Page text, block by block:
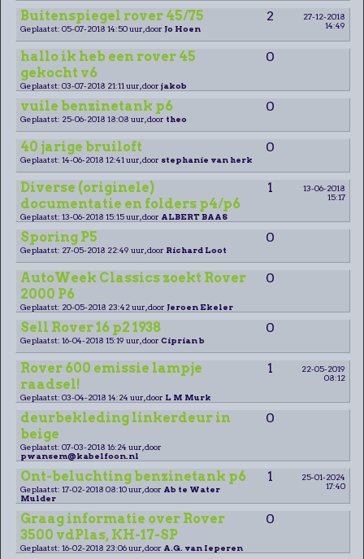
Buitenspiegel rover 45/75 2
27-12-2018
14:49
Geplaatst: 05-07-2018 14:50 uur, door Jo Hoen
hallo ik heb een rover 45
gekocht v6
0
Geplaatst: 03-07-2018 21:11 uur, door jakob
vuile benzinetank p6 0
Geplaatst: 25-06-2018 18:08 uur, door theo
40 jarige bruiloft 0
Geplaatst: 14-06-2018 12:41 uur, door stephanie van herk
Diverse (originele)
documentatie en folders p4/p6
1
13-06-2018
15:17
Geplaatst: 13-06-2018 15:15 uur, door ALBERT BAAS
Sporing P5 0
Geplaatst: 27-05-2018 22:49 uur, door Richard Loot
AutoWeek Classics zoekt Rover
2000 P6
0
Geplaatst: 20-05-2018 23:42 uur, door Jeroen Ekeler
Sell Rover 16 p2 1938 0
Geplaatst: 16-04-2018 15:19 uur, door Ciprian b
Rover 600 emissie lampje
raadsel!
1
22-05-2019
08:12
Geplaatst: 03-04-2018 14:24 uur, door L M Murk
deurbekleding linkerdeur in
beige
0
Geplaatst: 07-03-2018 16:24 uur, door
pwansem@kabelfoon.nl
Ont-beluchting benzinetank p6 1
25-01-2024
17:40
Geplaatst: 17-02-2018 08:10 uur, door Ab te Water
Mulder
Graag informatie over Rover
3500 vdPlas, KH-17-SP
0
Geplaatst: 16-02-2018 23:06 uur, door A.G. van Ieperen